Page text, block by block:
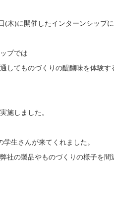
(木)に開催したインターンシップ
プでは
通してものづくりの醍醐味を体験す
施しました。
学生さんが来てくれました。
社の製品やものづくりの様子を間